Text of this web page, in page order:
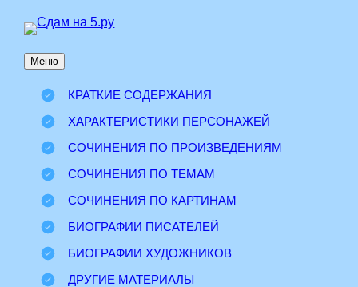
Перейти
содержимому
Меню
КРАТКИЕ СОДЕРЖАНИЯ
ХАРАКТЕРИСТИКИ ПЕРСОНАЖЕЙ
СОЧИНЕНИЯ ПО ПРОИЗВЕДЕНИЯМ
СОЧИНЕНИЯ ПО ТЕМАМ
СОЧИНЕНИЯ ПО КАРТИНАМ
БИОГРАФИИ ПИСАТЕЛЕЙ
БИОГРАФИИ ХУДОЖНИКОВ
ДРУГИЕ МАТЕРИАЛЫ